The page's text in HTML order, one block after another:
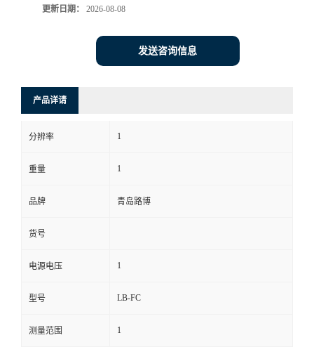
系
方
式
更新日期： 2026-08-08
发送咨询信息
产品详请
分辨率 1
重量 1
品牌 青岛路博
货号
电源电压 1
型号 LB-FC
测量范围 1